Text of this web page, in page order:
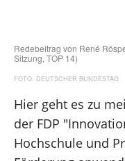
Hagen und
Kontakt
Redebeitrag von René
Sitzung, TOP 14)
DEUTSCHER BUNDESTAG
Hier geht es zu
der FDP
Hochschule und